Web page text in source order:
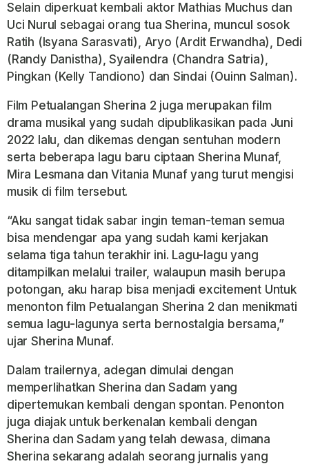
Selain diperkuat kembali aktor Mathias Muchus dan
Uci Nurul sebagai orang tua Sherina, muncul sosok
Ratih (Isyana Sarasvati), Aryo (Ardit Erwandha), Dedi
(Randy Danistha), Syailendra (Chandra Satria),
Pingkan (Kelly Tandiono) dan Sindai (Ouinn Salman).
Film Petualangan Sherina 2 juga merupakan film
drama musikal yang sudah dipublikasikan pada Juni
2022 lalu, dan dikemas dengan sentuhan modern
serta beberapa lagu baru ciptaan Sherina Munaf,
Mira Lesmana dan Vitania Munaf yang turut mengisi
musik di film tersebut.
“Aku sangat tidak sabar ingin teman-teman semua
bisa mendengar apa yang sudah kami kerjakan
selama tiga tahun terakhir ini. Lagu-lagu yang
ditampilkan melalui trailer, walaupun masih berupa
potongan, aku harap bisa menjadi excitement Untuk
menonton film Petualangan Sherina 2 dan menikmati
semua lagu-lagunya serta bernostalgia bersama,”
ujar Sherina Munaf.
Dalam trailernya, adegan dimulai dengan
memperlihatkan Sherina dan Sadam yang
dipertemukan kembali dengan spontan. Penonton
juga diajak untuk berkenalan kembali dengan
Sherina dan Sadam yang telah dewasa, dimana
Sherina sekarang adalah seorang jurnalis yang